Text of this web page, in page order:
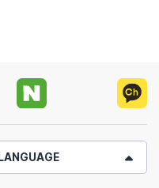
받았습니다.
LANGUAGE